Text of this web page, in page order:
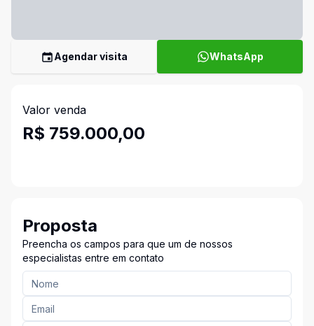
Agendar visita WhatsApp
Valor venda
R$ 759.000,00
Proposta
Preencha os campos para que um de nossos
especialistas entre em contato